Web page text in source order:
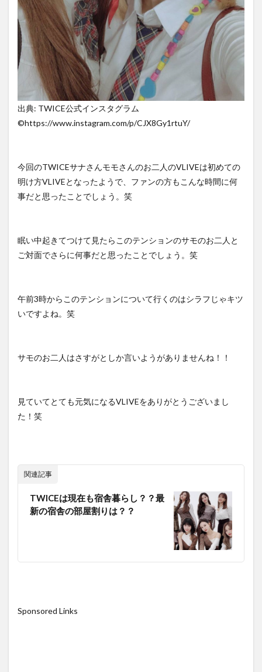
出典: TWICE公式インスタグラム
©︎https://www.instagram.com/p/CJX8Gy1rtuY/
今回のTWICEサナさんモモさんのお二人のVLIVEは初めての
明け方VLIVEとなったようで、ファンの方もこんな時間に何
事だと思ったことでしょう。笑
眠い中起きてつけて見たらこのテンションのサモのお二人と
ご対面でさらに何事だと思ったことでしょう。笑
午前3時からこのテンションについて行くのはシラフじゃキツ
いですよね。笑
サモのお二人はさすがとしか言いようがありませんね！！
見ていてとても元気になるVLIVEをありがとうございまし
た！笑
関連記事
TWICEは現在も宿舎暮らし？？最
新の宿舎の部屋割りは？？
Sponsored Links